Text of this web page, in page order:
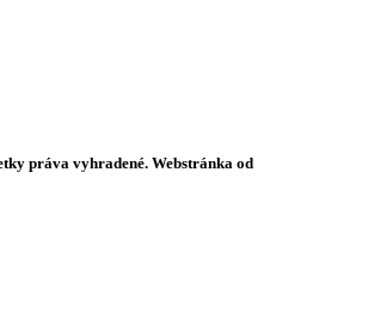
práva vyhradené. Webstránka od